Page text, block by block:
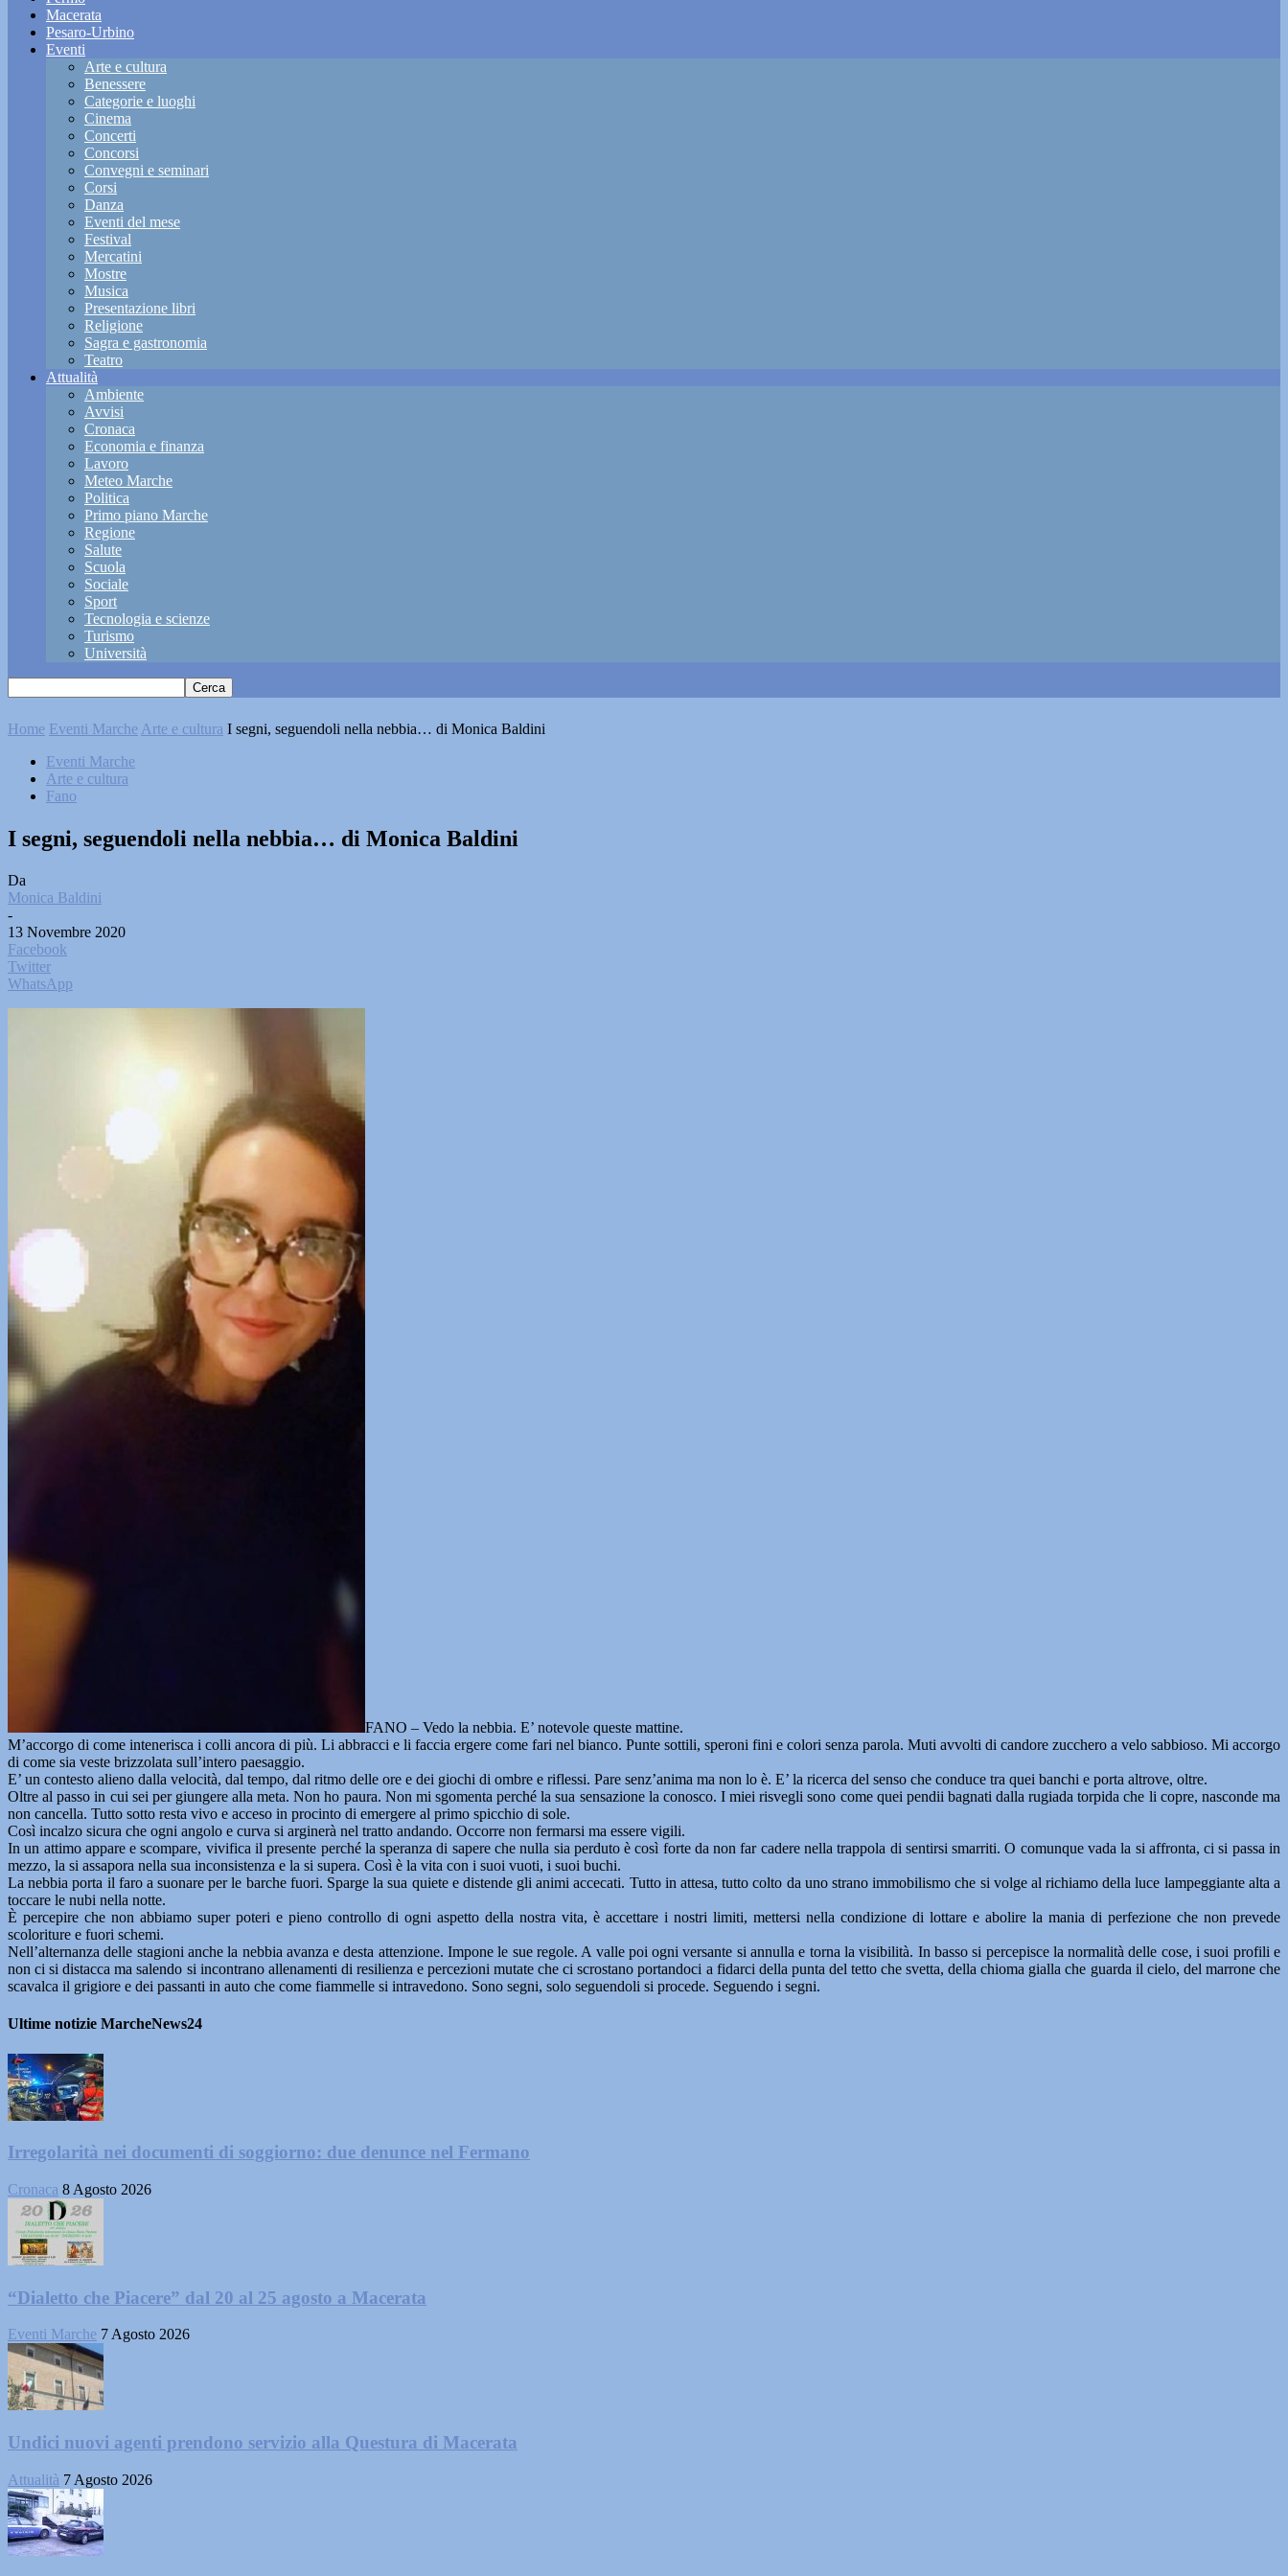
Macerata
Pesaro-Urbino
Eventi
Arte e cultura
Benessere
Categorie e luoghi
Cinema
Concerti
Concorsi
Convegni e seminari
Corsi
Danza
Eventi del mese
Festival
Mercatini
Mostre
Musica
Presentazione libri
Religione
Sagra e gastronomia
Teatro
Attualità
Ambiente
Avvisi
Cronaca
Economia e finanza
Lavoro
Meteo Marche
Politica
Primo piano Marche
Regione
Salute
Scuola
Sociale
Sport
Tecnologia e scienze
Turismo
Università
Home Eventi Marche Arte e cultura I segni, seguendoli nella nebbia… di Monica Baldini
Eventi Marche
Arte e cultura
Fano
I segni, seguendoli nella nebbia… di Monica Baldini
Da
Monica Baldini
-
13 Novembre 2020
Facebook
Twitter
WhatsApp
FANO – Vedo la nebbia. E’ notevole queste mattine.
M’accorgo di come intenerisca i colli ancora di più. Li abbracci e li faccia ergere come fari nel bianco. Punte sottili, speroni fini e colori senza parola. Muti avvolti di candore zucchero a velo sabbioso. Mi accorgo
di come sia veste brizzolata sull’intero paesaggio.
E’ un contesto alieno dalla velocità, dal tempo, dal ritmo delle ore e dei giochi di ombre e riflessi. Pare senz’anima ma non lo è. E’ la ricerca del senso che conduce tra quei banchi e porta altrove, oltre.
Oltre al passo in cui sei per giungere alla meta. Non ho paura. Non mi sgomenta perché la sua sensazione la conosco. I miei risvegli sono come quei pendii bagnati dalla rugiada torpida che li copre, nasconde ma
non cancella. Tutto sotto resta vivo e acceso in procinto di emergere al primo spicchio di sole.
Così incalzo sicura che ogni angolo e curva si arginerà nel tratto andando. Occorre non fermarsi ma essere vigili.
In un attimo appare e scompare, vivifica il presente perché la speranza di sapere che nulla sia perduto è così forte da non far cadere nella trappola di sentirsi smarriti. O comunque vada la si affronta, ci si passa in
mezzo, la si assapora nella sua inconsistenza e la si supera. Così è la vita con i suoi vuoti, i suoi buchi.
La nebbia porta il faro a suonare per le barche fuori. Sparge la sua quiete e distende gli animi accecati. Tutto in attesa, tutto colto da uno strano immobilismo che si volge al richiamo della luce lampeggiante alta a
toccare le nubi nella notte.
È percepire che non abbiamo super poteri e pieno controllo di ogni aspetto della nostra vita, è accettare i nostri limiti, mettersi nella condizione di lottare e abolire la mania di perfezione che non prevede
scoloriture e fuori schemi.
Nell’alternanza delle stagioni anche la nebbia avanza e desta attenzione. Impone le sue regole. A valle poi ogni versante si annulla e torna la visibilità. In basso si percepisce la normalità delle cose, i suoi profili e
non ci si distacca ma salendo si incontrano allenamenti di resilienza e percezioni mutate che ci scrostano portandoci a fidarci della punta del tetto che svetta, della chioma gialla che guarda il cielo, del marrone che
scavalca il grigiore e dei passanti in auto che come fiammelle si intravedono. Sono segni, solo seguendoli si procede. Seguendo i segni.
Ultime notizie MarcheNews24
Irregolarità nei documenti di soggiorno: due denunce nel Fermano
Cronaca 8 Agosto 2026
“Dialetto che Piacere” dal 20 al 25 agosto a Macerata
Eventi Marche 7 Agosto 2026
Undici nuovi agenti prendono servizio alla Questura di Macerata
Attualità 7 Agosto 2026